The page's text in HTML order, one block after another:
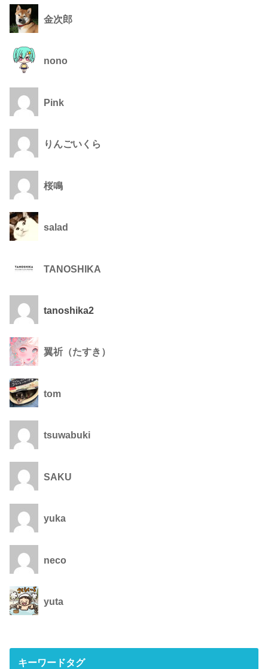
金次郎
nono
Pink
りんごいくら
桜鳴
salad
TANOSHIKA
tanoshika2
翼祈（たすき）
tom
tsuwabuki
SAKU
yuka
neco
yuta
キーワードタグ